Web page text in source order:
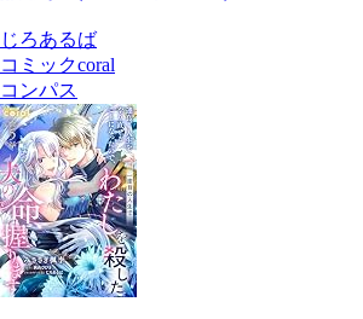
じろあるば
コミックcoral
コンパス